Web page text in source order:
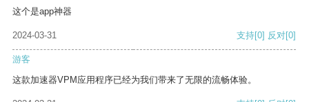
这个是app神器
2024-03-31 支持[0] 反对[0]
游客
这款加速器VPM应用程序已经为我们带来了无限的流畅体验。